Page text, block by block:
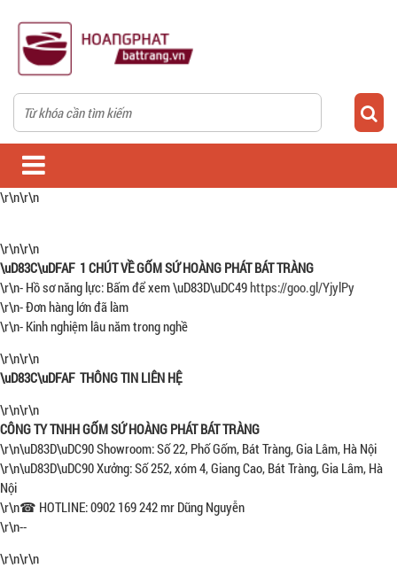
\r\n\r\n
\r\n\r\n
\uD83C\uDFAF 1 CHÚT VỀ GỐM SỨ HOÀNG PHÁT BÁT TRÀNG
\r\n- Hồ sơ năng lực: Bấm để xem \uD83D\uDC49https://goo.gl/YjylPy
\r\n- Đơn hàng lớn đã làm
\r\n- Kinh nghiệm lâu năm trong nghề
\r\n\r\n
\uD83C\uDFAF THÔNG TIN LIÊN HỆ
\r\n\r\n
CÔNG TY TNHH GỐM SỨ HOÀNG PHÁT BÁT TRÀNG
\r\n\uD83D\uDC90 Showroom: Số 22, Phố Gốm, Bát Tràng, Gia Lâm, Hà Nội
\r\n\uD83D\uDC90 Xưởng: Số 252, xóm 4, Giang Cao, Bát Tràng, Gia Lâm, Hà
Nội
\r\n☎ HOTLINE: 0902 169 242 mr Dũng Nguyễn
\r\n--
\r\n\r\n